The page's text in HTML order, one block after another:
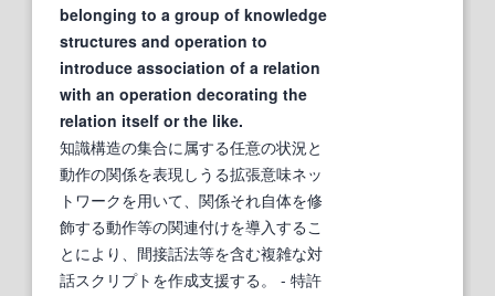
belonging to a group of knowledge
structures and operation to
introduce association of a relation
with an operation decorating the
relation itself or the like.
知識構造の集合に属する任意の状況と
動作の関係を表現しうる拡張意味ネッ
トワークを用いて、関係それ自体を修
飾する動作等の関連付けを導入するこ
とにより、間接話法等を含む複雑な対
話スクリプトを作成支援する。
- 特許